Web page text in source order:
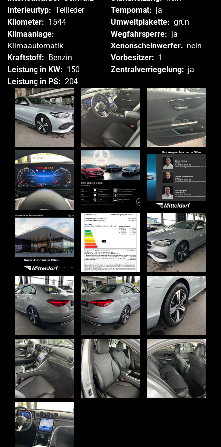
Interieurtyp: Teilleder
Kilometer: 1544
Klimaanlage:
Klimaautomatik
Kraftstoff: Benzin
Leistung in KW: 150
Leistung in PS: 204
Tempomat: ja
Umweltplakette: grün
Wegfahrsperre: ja
Xenonscheinwerfer: nein
Vorbesitzer: 1
Zentralverriegelung: ja